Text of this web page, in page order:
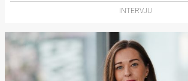
INTERVJU